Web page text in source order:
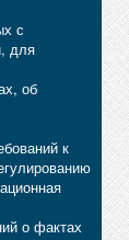
с
для
об
к
о фактах